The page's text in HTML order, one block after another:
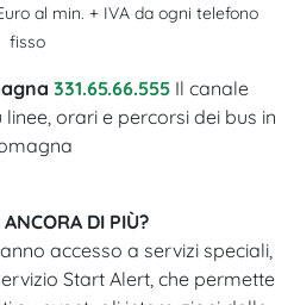
al min. + IVA da ogni telefono
fisso
331.65.66.555 Il canale
orari e percorsi dei bus in
DI PIÙ?
accesso a servizi speciali,
Start Alert, che permette